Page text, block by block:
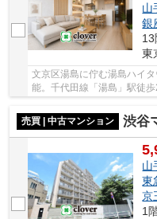
山
銀
東
文京区湯島に佇む湯島ハイ
能。千代田線「湯島」駅徒
8分。銀座線「上野広小路」
売買 | 中古マンション
渋谷
山
東
京
1